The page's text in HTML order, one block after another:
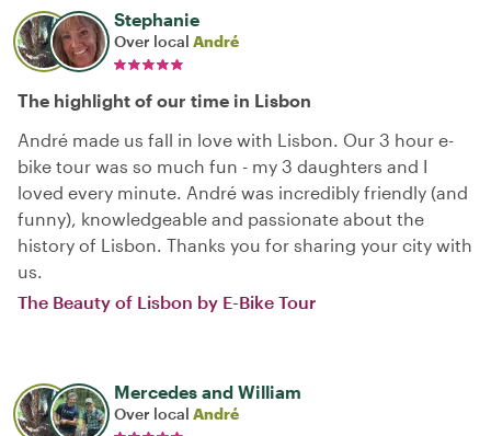
Stephanie
Over local André
The highlight of our time in Lisbon
André made us fall in love with Lisbon. Our 3 hour e-
bike tour was so much fun - my 3 daughters and I
loved every minute. André was incredibly friendly (and
funny), knowledgeable and passionate about the
history of Lisbon. Thanks you for sharing your city with
us.
The Beauty of Lisbon by E-Bike Tour
Mercedes and William
Over local André